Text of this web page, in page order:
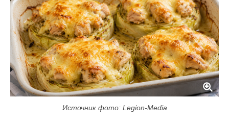
Источник фото: Legion-Media